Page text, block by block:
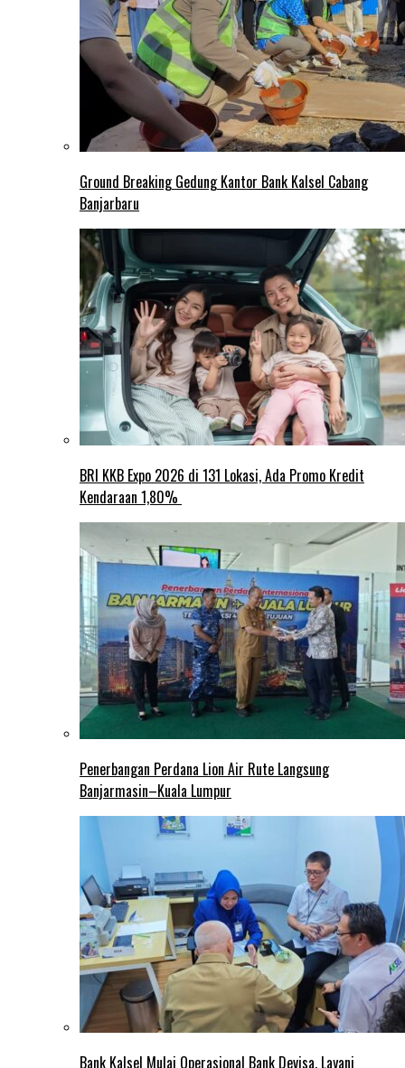
Ground Breaking Gedung Kantor Bank Kalsel Cabang
Banjarbaru
BRI KKB Expo 2026 di 131 Lokasi, Ada Promo Kredit
Kendaraan 1,80%
Penerbangan Perdana Lion Air Rute Langsung
Banjarmasin–Kuala Lumpur
Bank Kalsel Mulai Operasional Bank Devisa, Layani